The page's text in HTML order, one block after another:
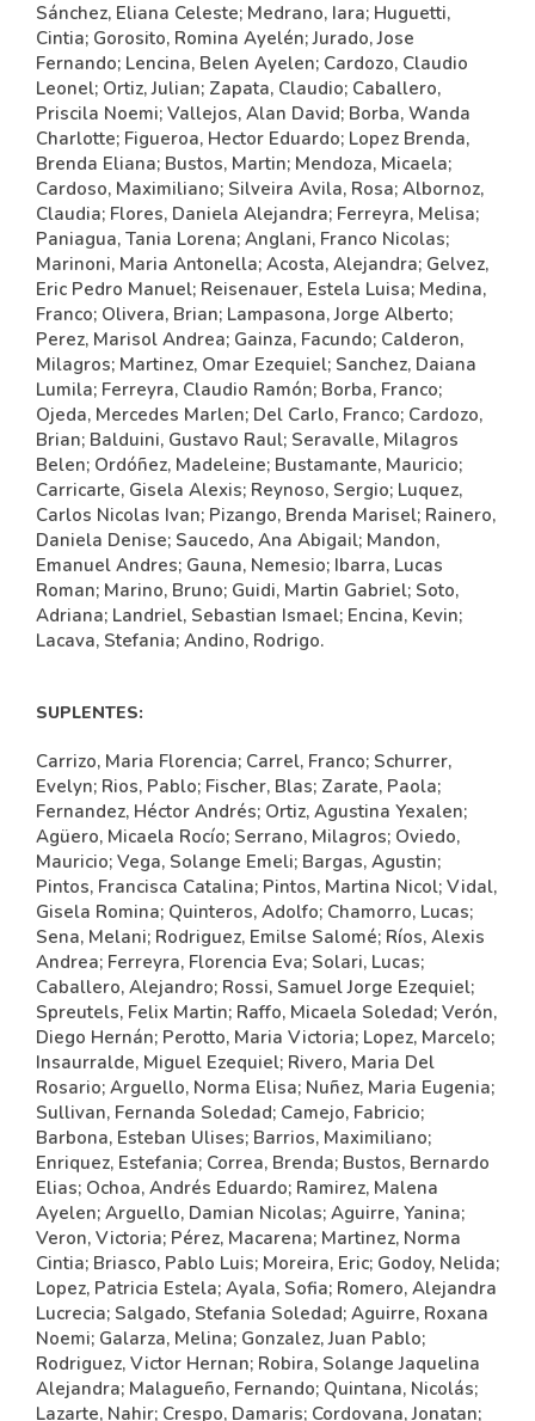
Sánchez, Eliana Celeste; Medrano, Iara; Huguetti,
Cintia; Gorosito, Romina Ayelén; Jurado, Jose
Fernando; Lencina, Belen Ayelen; Cardozo, Claudio
Leonel; Ortiz, Julian; Zapata, Claudio; Caballero,
Priscila Noemi; Vallejos, Alan David; Borba, Wanda
Charlotte; Figueroa, Hector Eduardo; Lopez Brenda,
Brenda Eliana; Bustos, Martin; Mendoza, Micaela;
Cardoso, Maximiliano; Silveira Avila, Rosa; Albornoz,
Claudia; Flores, Daniela Alejandra; Ferreyra, Melisa;
Paniagua, Tania Lorena; Anglani, Franco Nicolas;
Marinoni, Maria Antonella; Acosta, Alejandra; Gelvez,
Eric Pedro Manuel; Reisenauer, Estela Luisa; Medina,
Franco; Olivera, Brian; Lampasona, Jorge Alberto;
Perez, Marisol Andrea; Gainza, Facundo; Calderon,
Milagros; Martinez, Omar Ezequiel; Sanchez, Daiana
Lumila; Ferreyra, Claudio Ramón; Borba, Franco;
Ojeda, Mercedes Marlen; Del Carlo, Franco; Cardozo,
Brian; Balduini, Gustavo Raul; Seravalle, Milagros
Belen; Ordóñez, Madeleine; Bustamante, Mauricio;
Carricarte, Gisela Alexis; Reynoso, Sergio; Luquez,
Carlos Nicolas Ivan; Pizango, Brenda Marisel; Rainero,
Daniela Denise; Saucedo, Ana Abigail; Mandon,
Emanuel Andres; Gauna, Nemesio; Ibarra, Lucas
Roman; Marino, Bruno; Guidi, Martin Gabriel; Soto,
Adriana; Landriel, Sebastian Ismael; Encina, Kevin;
Lacava, Stefania; Andino, Rodrigo.
SUPLENTES:
Carrizo, Maria Florencia; Carrel, Franco; Schurrer,
Evelyn; Rios, Pablo; Fischer, Blas; Zarate, Paola;
Fernandez, Héctor Andrés; Ortiz, Agustina Yexalen;
Agüero, Micaela Rocío; Serrano, Milagros; Oviedo,
Mauricio; Vega, Solange Emeli; Bargas, Agustin;
Pintos, Francisca Catalina; Pintos, Martina Nicol; Vidal,
Gisela Romina; Quinteros, Adolfo; Chamorro, Lucas;
Sena, Melani; Rodriguez, Emilse Salomé; Ríos, Alexis
Andrea; Ferreyra, Florencia Eva; Solari, Lucas;
Caballero, Alejandro; Rossi, Samuel Jorge Ezequiel;
Spreutels, Felix Martin; Raffo, Micaela Soledad; Verón,
Diego Hernán; Perotto, Maria Victoria; Lopez, Marcelo;
Insaurralde, Miguel Ezequiel; Rivero, Maria Del
Rosario; Arguello, Norma Elisa; Nuñez, Maria Eugenia;
Sullivan, Fernanda Soledad; Camejo, Fabricio;
Barbona, Esteban Ulises; Barrios, Maximiliano;
Enriquez, Estefania; Correa, Brenda; Bustos, Bernardo
Elias; Ochoa, Andrés Eduardo; Ramirez, Malena
Ayelen; Arguello, Damian Nicolas; Aguirre, Yanina;
Veron, Victoria; Pérez, Macarena; Martinez, Norma
Cintia; Briasco, Pablo Luis; Moreira, Eric; Godoy, Nelida;
Lopez, Patricia Estela; Ayala, Sofia; Romero, Alejandra
Lucrecia; Salgado, Stefania Soledad; Aguirre, Roxana
Noemi; Galarza, Melina; Gonzalez, Juan Pablo;
Rodriguez, Victor Hernan; Robira, Solange Jaquelina
Alejandra; Malagueño, Fernando; Quintana, Nicolás;
Lazarte, Nahir; Crespo, Damaris; Cordovana, Jonatan;